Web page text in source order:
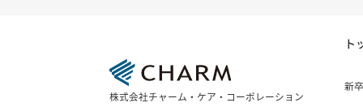
ト
新
株式会社チャーム・ケア・コーポレーション